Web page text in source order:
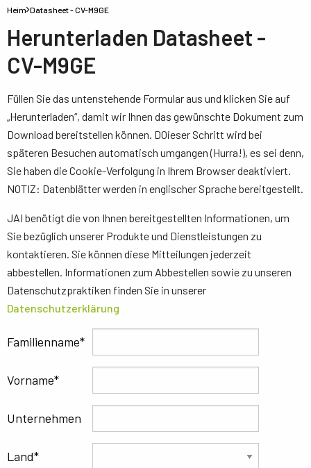
Heim Datasheet - CV-M9GE
Herunterladen Datasheet -
CV-M9GE
Füllen Sie das untenstehende Formular aus und klicken Sie auf
„Herunterladen“, damit wir Ihnen das gewünschte Dokument zum
Download bereitstellen können. D0ieser Schritt wird bei
späteren Besuchen automatisch umgangen (Hurra!), es sei denn,
Sie haben die Cookie-Verfolgung in Ihrem Browser deaktiviert.
NOTIZ: Datenblätter werden in englischer Sprache bereitgestellt.
JAI benötigt die von Ihnen bereitgestellten Informationen, um
Sie bezüglich unserer Produkte und Dienstleistungen zu
kontaktieren. Sie können diese Mitteilungen jederzeit
abbestellen. Informationen zum Abbestellen sowie zu unseren
Datenschutzpraktiken finden Sie in unserer
Datenschutzerklärung
Familienname
Vorname
Unternehmen
Land